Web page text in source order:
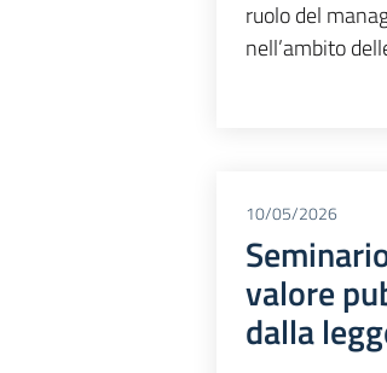
ruolo del
nell’ambito
10/05/2026
valore
dalla